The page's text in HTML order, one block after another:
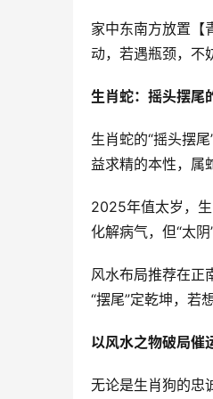
家中东南方放置【
动，若遇瓶颈，不
生肖蛇：摇头摆尾
生肖蛇的“摇头摆
益求精的本性，属
2025年值太岁，
化解病气，但“太
风水布局推荐在正
“摆尾”定乾坤，若
以风水之物破局催
无论是生肖狗的忠